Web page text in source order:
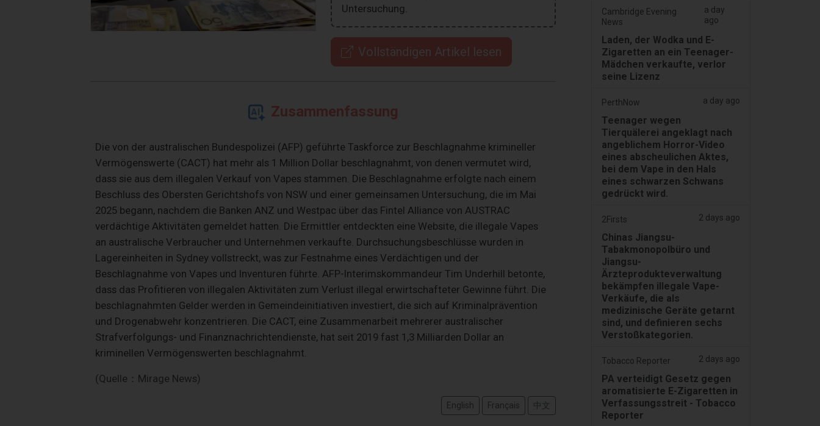
Untersuchung.
Vollständigen Artikel lesen
Zusammenfassung
Die von der australischen Bundespolizei (AFP) geführte Taskforce zur Beschlagnahme krimineller
Vermögenswerte (CACT) hat mehr als 1 Million Dollar beschlagnahmt, von denen vermutet wird,
dass sie aus dem illegalen Verkauf von Vapes stammen. Die Beschlagnahme erfolgte nach einem
Beschluss des Obersten Gerichtshofs von NSW und einer gemeinsamen Untersuchung, die im Mai
2025 begann, nachdem die Banken ANZ und Westpac über das Fintel Alliance von AUSTRAC
verdächtige Aktivitäten gemeldet hatten. Die Ermittler entdeckten eine Website, die illegale Vapes
an australische Verbraucher und Unternehmen verkaufte. Durchsuchungsbeschlüsse wurden in
Lagereinheiten in Sydney vollstreckt, was zur Festnahme eines Verdächtigen und der
Beschlagnahme von Vapes und Inventuren führte. AFP-Interimskommandeur Tim Underhill betonte,
dass das Profitieren von illegalen Aktivitäten zum Verlust illegal erwirtschafteter Gewinne führt. Die
beschlagnahmten Gelder werden in Gemeindeinitiativen investiert, die sich auf Kriminalprävention
und Drogenabwehr konzentrieren. Die CACT, eine Zusammenarbeit mehrerer australischer
Strafverfolgungs- und Finanznachrichtendienste, hat seit 2019 fast 1,3 Milliarden Dollar an
kriminellen Vermögenswerten beschlagnahmt.
(Quelle：Mirage News)
English Français 中文
Cambridge Evening
News
a day
ago
Laden, der Wodka und E-
Zigaretten an ein Teenager-
Mädchen verkaufte, verlor
seine Lizenz
PerthNow a day ago
Teenager wegen
Tierquälerei angeklagt nach
angeblichem Horror-Video
eines abscheulichen Aktes,
bei dem Vape in den Hals
eines schwarzen Schwans
gedrückt wird.
2Firsts 2 days ago
Chinas Jiangsu-
Tabakmonopolbüro und
Jiangsu-
Ärzteprodukteverwaltung
bekämpfen illegale Vape-
Verkäufe, die als
medizinische Geräte getarnt
sind, und definieren sechs
Verstoßkategorien.
Tobacco Reporter 2 days ago
PA verteidigt Gesetz gegen
aromatisierte E-Zigaretten in
Verfassungsstreit - Tobacco
Reporter